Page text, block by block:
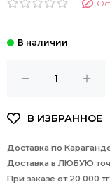
Доставка по
Доставка в ЛЮБУЮ
При заказе от 20 000